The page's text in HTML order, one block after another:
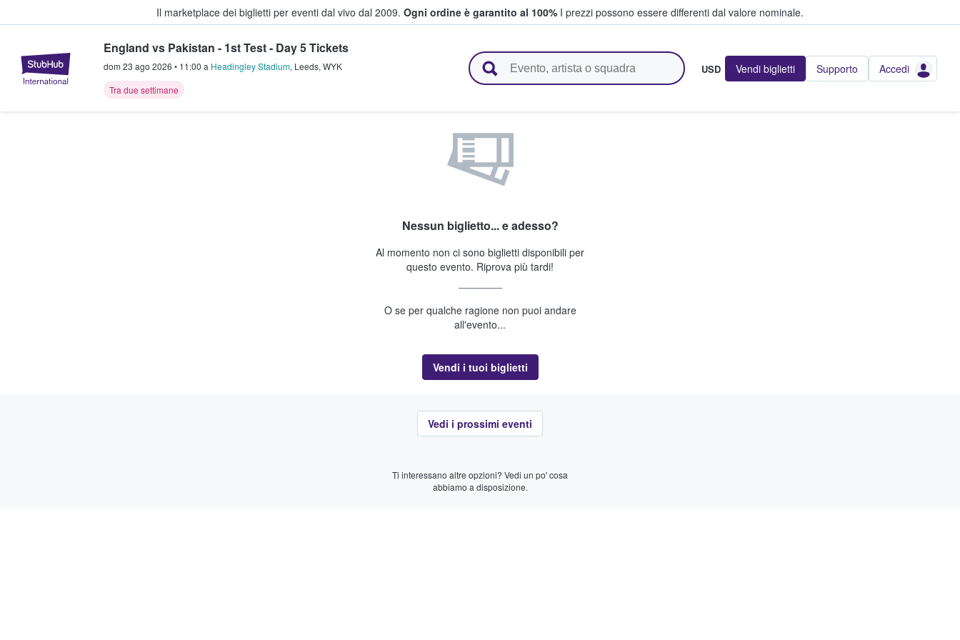
Il marketplace dei biglietti per eventi dal vivo dal 2009. Ogni ordine è garantito al 100% I prezzi possono essere differenti dal valore nominale.
StubHub - Dove i fan comprano e vendono biglietti
England vs Pakistan - 1st Test - Day 5 Tickets
dom 23 ago 2026 • 11:00 a Headingley Stadium, Leeds, WYK
Tra due settimane
USD Vendi biglietti Supporto Accedi
Nessun biglietto... e adesso?
Al momento non ci sono biglietti disponibili per
questo evento. Riprova più tardi!
O se per qualche ragione non puoi andare
all'evento...
Vendi i tuoi biglietti
Vedi i prossimi eventi
Ti interessano altre opzioni? Vedi un po' cosa
abbiamo a disposizione.